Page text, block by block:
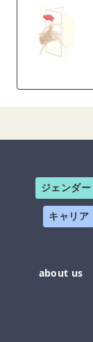
ジェンダー
キャリア
about us